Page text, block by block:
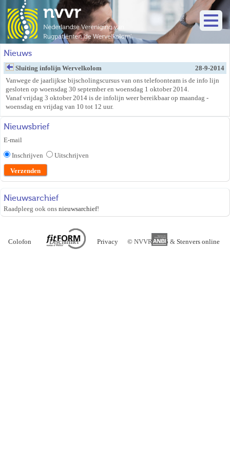
Nieuws
Sluiting infolijn Wervelkolom
28-9-2014
Vanwege de jaarlijkse bijscholingscursus van ons telefoonteam is de info lijn
gesloten op woensdag 30 september en woensdag 1 oktober 2014.
Vanaf vrijdag 3 oktober 2014 is de infolijn weer bereikbaar op maandag -
woensdag en vrijdag van 10 tot 12 uur.
Nieuwsbrief
E-mail
Inschrijven
Uitschrijven
Nieuwsarchief
Raadpleeg ook ons nieuwsarchief!
© NVVR 2026 & Stenvers online
Colofon Disclaimer Privacy